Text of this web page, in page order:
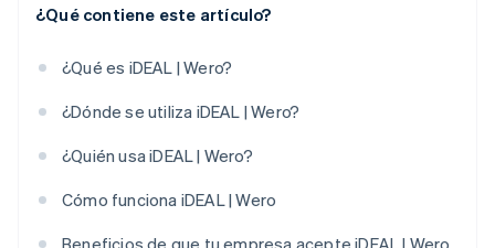
¿Qué contiene este artículo?
¿Qué es iDEAL | Wero?
¿Dónde se utiliza iDEAL | Wero?
¿Quién usa iDEAL | Wero?
Cómo funciona iDEAL | Wero